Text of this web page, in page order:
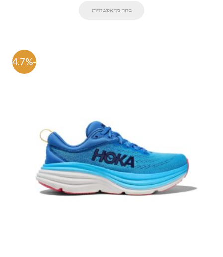
בחר מהאפשרויות
-54.7%